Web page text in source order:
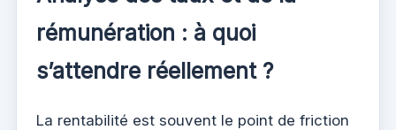
rémunération : à quoi
s’attendre réellement ?
La rentabilité est souvent le point de friction